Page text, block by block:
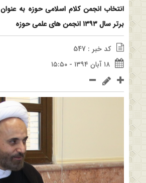
انتخاب انجمن کلام اسلامی حوزه به
برتر سال ۱۳۹۳ انجمن های علمی حوزه
کد خبر : 547
۱۸ آبان ۱۳۹۴ - ۱۵:۵۰